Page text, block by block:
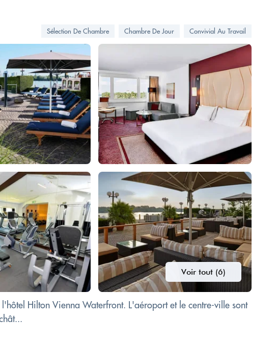
Sélection De Chambre Chambre De Jour Convivial Au Travail
Voir tout (6)
Hilton Vienna Waterfront. L'aéroport et le centre-ville sont